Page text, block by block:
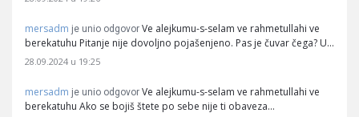
mersadm je unio odgovor Ve alejkumu-s-selam ve rahmetullahi ve
berekatuhu Pitanje nije dovoljno pojašenjeno. Pas je čuvar čega? U…
28.09.2024 u 19:25
mersadm je unio odgovor Ve alejkumu-s-selam ve rahmetullahi ve
berekatuhu Ako se bojiš štete po sebe nije ti obaveza…